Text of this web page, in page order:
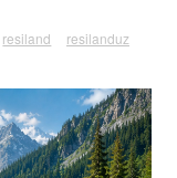
resiland resilanduz